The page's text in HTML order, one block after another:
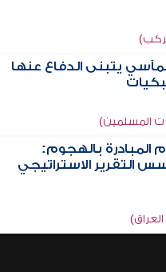
يتبنى الدفاع عنها
المسلمين)
المبادرة بالهجوم:
التقرير الاستراتيجي